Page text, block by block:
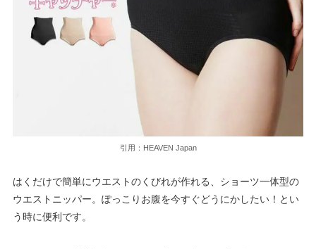
引用：HEAVEN Japan
はくだけで簡単にウエストのくびれが作れる、ショーツ一体型の
ウエストニッパー。ぽっこりお腹を今すぐどうにかしたい！とい
う時に便利です。